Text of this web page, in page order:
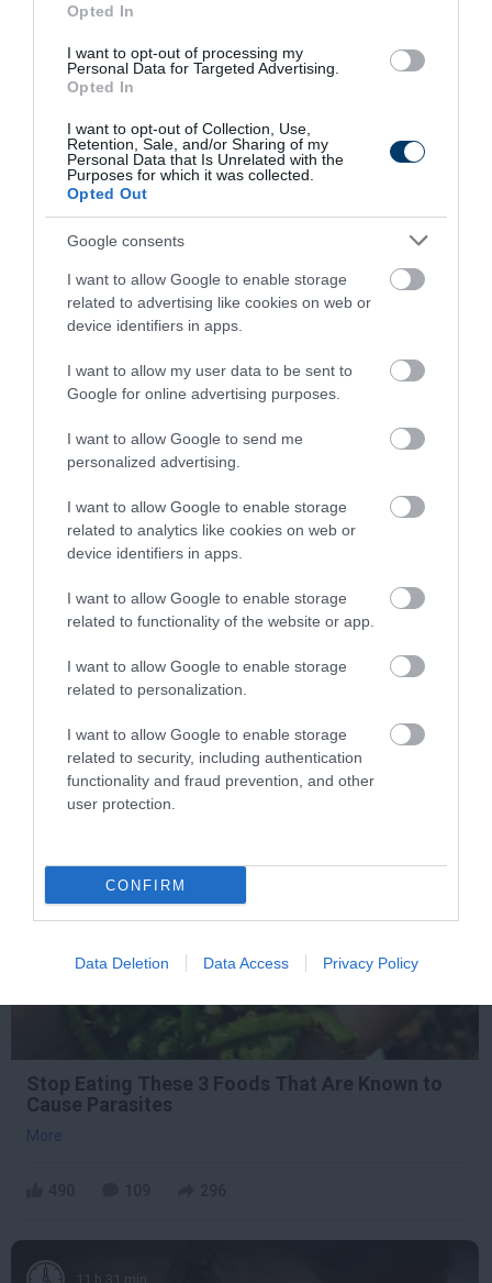
Opted In
I want to opt-out of processing my
Personal Data for Targeted Advertising.
Opted In
I want to opt-out of Collection, Use,
Retention, Sale, and/or Sharing of my
Personal Data that Is Unrelated with the
Purposes for which it was collected.
Opted Out
Google consents
I want to allow Google to enable storage
related to advertising like cookies on web or
device identifiers in apps.
I want to allow my user data to be sent to
Google for online advertising purposes.
I want to allow Google to send me
personalized advertising.
I want to allow Google to enable storage
related to analytics like cookies on web or
device identifiers in apps.
I want to allow Google to enable storage
related to functionality of the website or app.
I want to allow Google to enable storage
related to personalization.
I want to allow Google to enable storage
related to security, including authentication
functionality and fraud prevention, and other
user protection.
CONFIRM
Data Deletion Data Access Privacy Policy
This Simple Trick Removes All Parasites From
Your Body!
460 46 290
3 h 34 min
Die Instantly
384
Stop Eating These 3 Foods That Are Known to
Cause Parasites
More
11 h 31 min